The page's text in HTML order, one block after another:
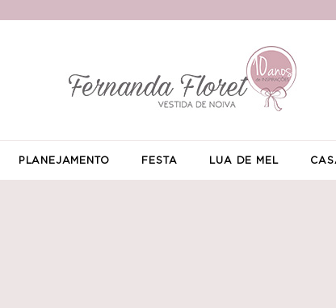
PLANEJAMENTO FESTA LUA DE MEL